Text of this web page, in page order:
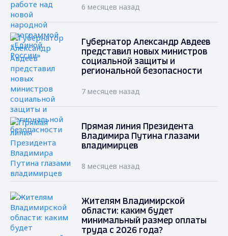
6 месяцев назад
Губернатор Александр Авдеев
представил новых министров
социальной защиты и
региональной безопасности
7 месяцев назад
Прямая линия Президента
Владимира Путина глазами
владимирцев
8 месяцев назад
Жителям Владимирской
области: каким будет
минимальный размер оплаты
труда с 2026 года?